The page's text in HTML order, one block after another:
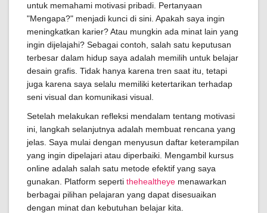
untuk memahami motivasi pribadi. Pertanyaan
"Mengapa?" menjadi kunci di sini. Apakah saya ingin
meningkatkan karier? Atau mungkin ada minat lain yang
ingin dijelajahi? Sebagai contoh, salah satu keputusan
terbesar dalam hidup saya adalah memilih untuk belajar
desain grafis. Tidak hanya karena tren saat itu, tetapi
juga karena saya selalu memiliki ketertarikan terhadap
seni visual dan komunikasi visual.
Setelah melakukan refleksi mendalam tentang motivasi
ini, langkah selanjutnya adalah membuat rencana yang
jelas. Saya mulai dengan menyusun daftar keterampilan
yang ingin dipelajari atau diperbaiki. Mengambil kursus
online adalah salah satu metode efektif yang saya
gunakan. Platform seperti thehealtheye menawarkan
berbagai pilihan pelajaran yang dapat disesuaikan
dengan minat dan kebutuhan belajar kita.